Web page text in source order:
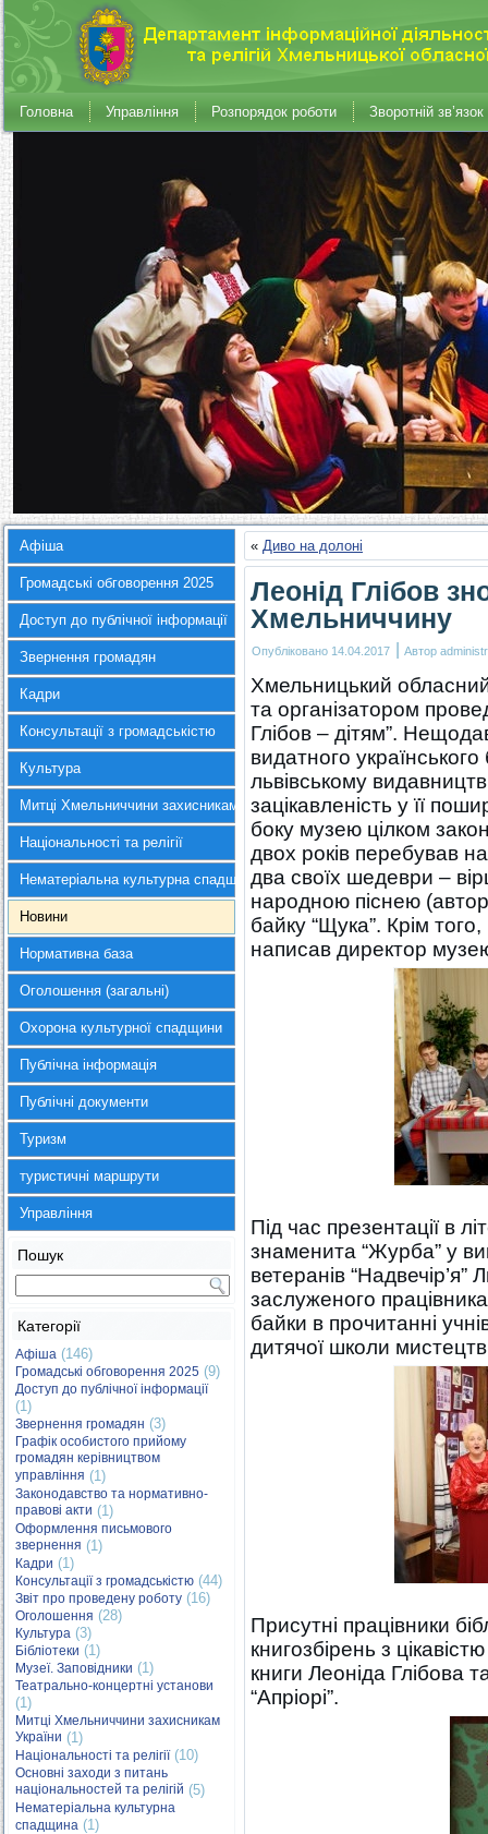
Головна Управління Розпорядок роботи Зворотній зв’язок
Афіша
Громадські обговорення 2025
Доступ до публічної інформації
Звернення громадян
Кадри
Консультації з громадськістю
Культура
Митці Хмельниччини захисникам України
Національності та релігії
Нематеріальна культурна спадщина
Новини
Нормативна база
Оголошення (загальні)
Охорона культурної спадщини
Публічна інформація
Публічні документи
Туризм
туристичні маршрути
Управління
Пошук
Категорії
Афіша (146)
Громадські обговорення 2025 (9)
Доступ до публічної інформації
(1)
Звернення громадян (3)
Графік особистого прийому
громадян керівництвом
управління (1)
Законодавство та нормативно-
правові акти (1)
Оформлення письмового
звернення (1)
Кадри (1)
Консультації з громадськістю (44)
Звіт про проведену роботу (16)
Оголошення (28)
Культура (3)
Бібліотеки (1)
Музеї. Заповідники (1)
Театрально-концертні установи
(1)
Митці Хмельниччини захисникам
України (1)
Національності та релігії(10)
Основні заходи з питань
національностей та релігій (5)
Нематеріальна культурна
спадщина (1)
« Диво на долоні
Леонід Глібов
Хмельниччину
Опубліковано 14.04.2017 | Автор
Хмельницький обласний
та організатором
Глібов – дітям”.
видатного
львівському
зацікавленість у її
боку музею цілком
двох років перебував
два своїх шедеври –
народною піснею
байку “Щука”. Крім
написав директор
Під час презентації в
знаменита “Журба” у
ветеранів
заслуженого
байки в прочитанні
дитячої школи
Присутні працівники
книгозбірень з
книги Леоніда Глібова
“Апріорі”.